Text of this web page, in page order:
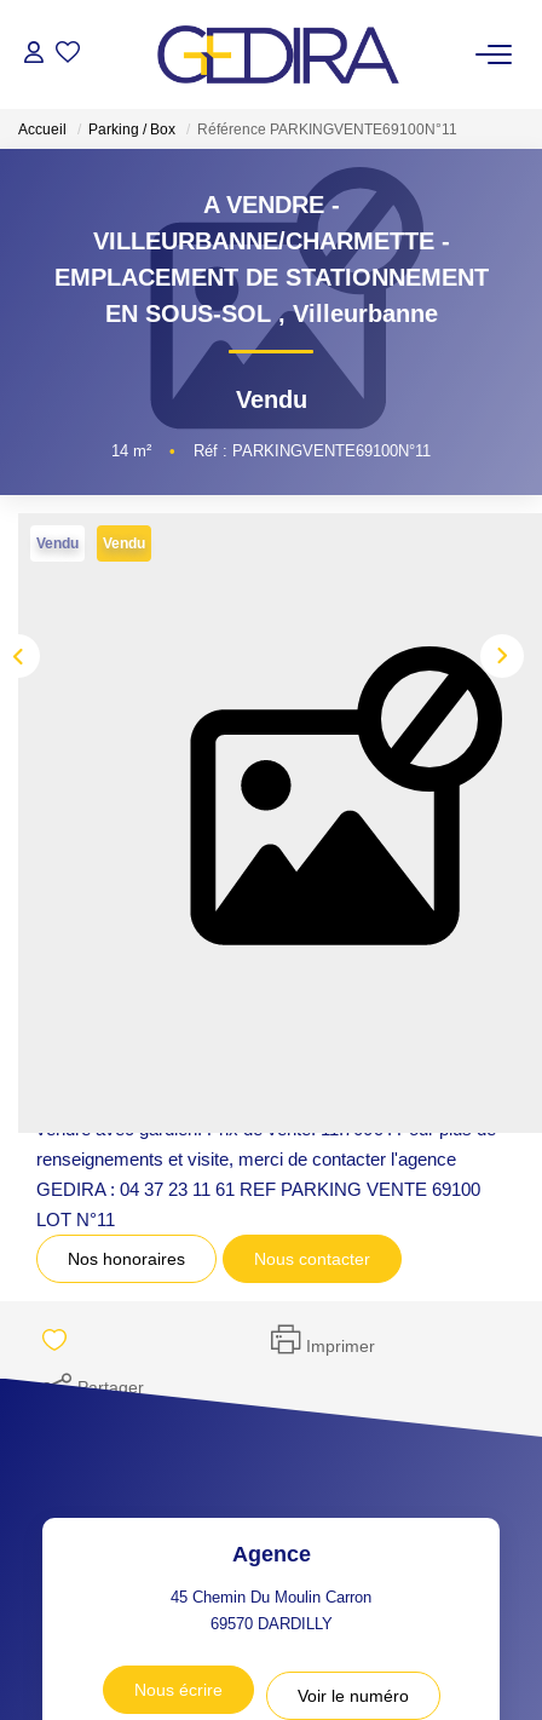
ACHETER
LOUER
ESTIMER
FAIRE GÉRER
Administrateur De Biens
Syndic De Copropriété
EXTRANET
CONTACT
Accueil Parking / Box Référence PARKINGVENTE69100N°11
A VENDRE -
VILLEURBANNE/CHARMETTE -
EMPLACEMENT DE STATIONNEMENT
EN SOUS-SOL ,Villeurbanne
Vendu
14 m² • Réf : PARKINGVENTE69100N°11
Vendu Vendu
vendre avec gardien. Prix de vente: 11.700€ . Pour plus de
renseignements et visite, merci de contacter l'agence
GEDIRA : 04 37 23 11 61 REF PARKING VENTE 69100
LOT N°11
Nos honoraires Nous contacter
Imprimer
Partager
Agence
45 Chemin Du Moulin Carron
69570 DARDILLY
Nous écrire Voir le numéro